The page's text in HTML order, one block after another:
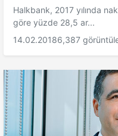
Halkbank, 2017 yılında
göre yüzde 28,5 ar...
14.02.20186,387